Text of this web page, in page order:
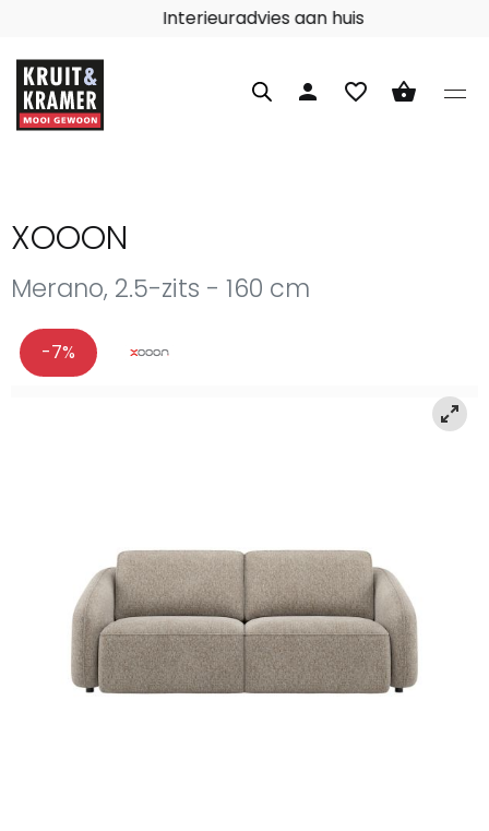
Interieuradvies aan huis
person favorite_border shopping_basket
XOOON
Merano, 2.5-zits - 160 cm
-7%